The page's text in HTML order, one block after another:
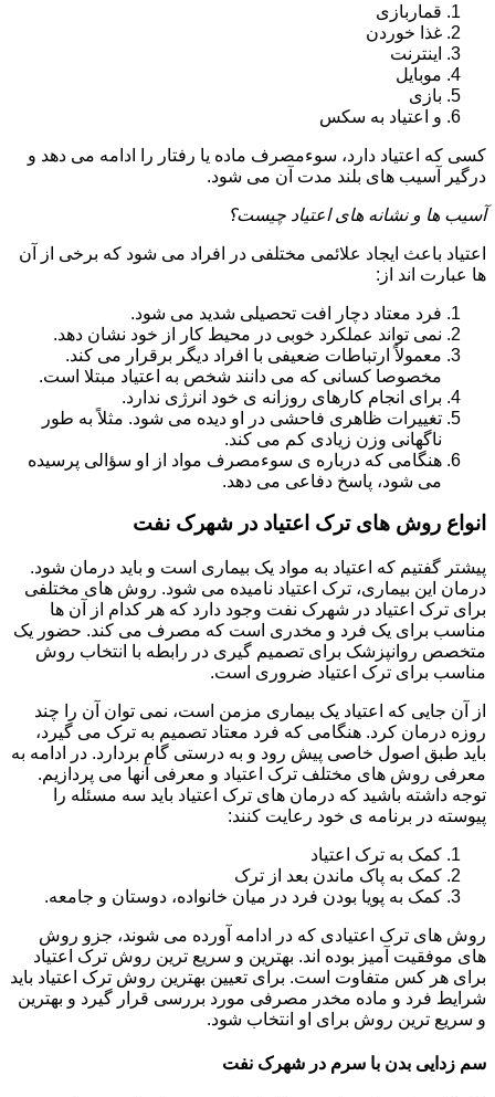
قماربازی
غذا خوردن
اینترنت
موبایل
بازی
و اعتیاد به سکس
کسی که اعتیاد دارد، سوءمصرف ماده یا رفتار را ادامه می دهد و
درگیر آسیب های بلند مدت آن می شود.
آسیب ها و نشانه های اعتیاد چیست؟
اعتیاد باعث ایجاد علائمی مختلفی در افراد می شود که برخی از آن
ها عبارت اند از:
فرد معتاد دچار افت تحصیلی شدید می شود.
نمی تواند عملکرد خوبی در محیط کار از خود نشان دهد.
معمولاً ارتباطات ضعیفی با افراد دیگر برقرار می کند.
مخصوصا کسانی که می دانند شخص به اعتیاد مبتلا است.
برای انجام کارهای روزانه ی خود انرژی ندارد.
تغییرات ظاهری فاحشی در او دیده می شود. مثلاً به طور
ناگهانی وزن زیادی کم می کند.
هنگامی که درباره ی سوءمصرف مواد از او سؤالی پرسیده
می شود، پاسخ دفاعی می دهد.
انواع روش های ترک اعتیاد در شهرک نفت
پیشتر گفتیم که اعتیاد به مواد یک بیماری است و باید درمان شود.
درمان این بیماری، ترک اعتیاد نامیده می شود. روش های مختلفی
برای ترک اعتیاد در شهرک نفت وجود دارد که هر کدام از آن ها
مناسب برای یک فرد و مخدری است که مصرف می کند. حضور یک
متخصص روانپزشک برای تصمیم گیری در رابطه با انتخاب روش
مناسب برای ترک اعتیاد ضروری است.
از آن جایی که اعتیاد یک بیماری مزمن است، نمی توان آن را چند
روزه درمان کرد. هنگامی که فرد معتاد تصمیم به ترک می گیرد،
باید طبق اصول خاصی پیش رود و به درستی گام بردارد. در ادامه به
معرفی روش های مختلف ترک اعتیاد و معرفی آنها می پردازیم.
توجه داشته باشید که درمان های ترک اعتیاد باید سه مسئله را
پیوسته در برنامه ی خود رعایت کنند:
کمک به ترک اعتیاد
کمک به پاک ماندن بعد از ترک
کمک به پویا بودن فرد در میان خانواده، دوستان و جامعه.
روش های ترک اعتیادی که در ادامه آورده می شوند، جزو روش
های موفقیت آمیز بوده اند. بهترین و سریع ترین روش ترک اعتیاد
برای هر کس متفاوت است. برای تعیین بهترین روش ترک اعتیاد باید
شرایط فرد و ماده مخدر مصرفی مورد بررسی قرار گیرد و بهترین
و سریع ترین روش برای او انتخاب شود.
سم زدایی بدن با سرم در شهرک نفت